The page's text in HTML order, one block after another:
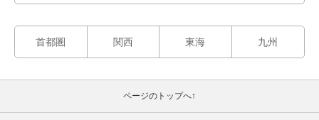
首都圏 関西 東海 九州
ページのトップへ↑